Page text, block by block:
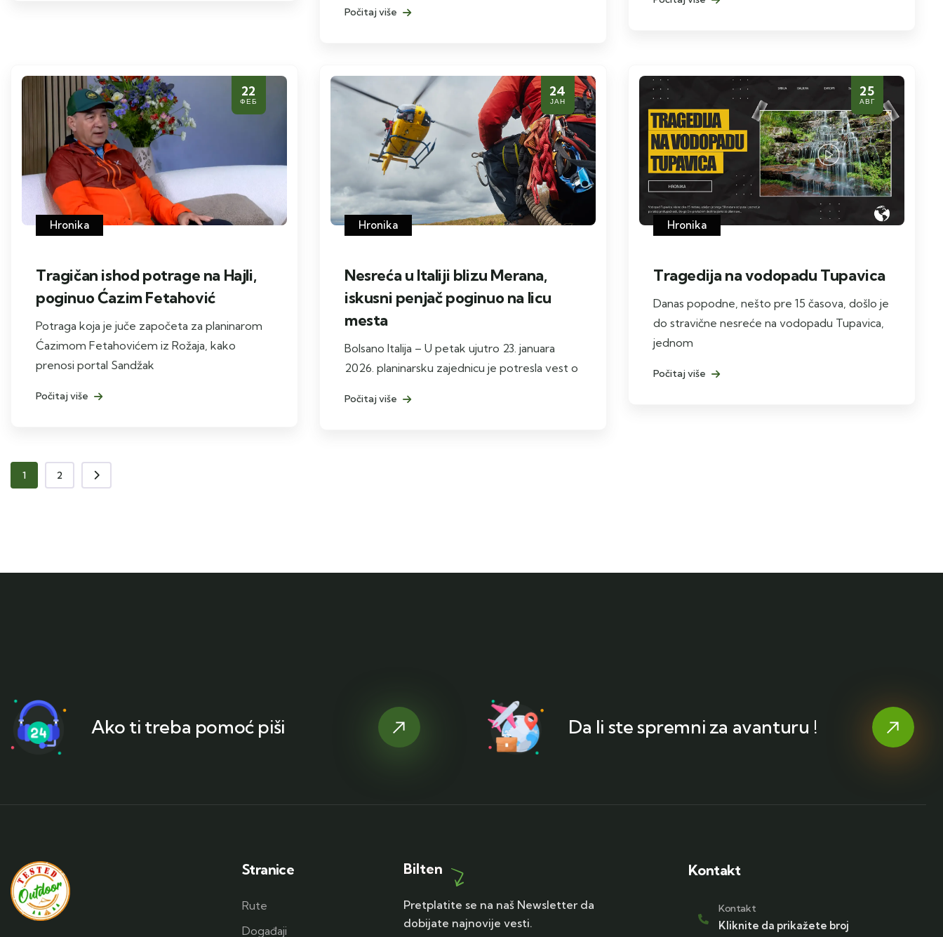
Počitaj više
22
ФЕБ
Hronika
Tragičan ishod potrage na Hajli,
poginuo Ćazim Fetahović
Potraga koja je juče započeta za planinarom
Ćazimom Fetahovićem iz Rožaja, kako
prenosi portal Sandžak
Počitaj više
24
ЈАН
Hronika
Nesreća u Italiji blizu Merana,
iskusni penjač poginuo na licu
mesta
Bolsano Italija – U petak ujutro 23. januara
2026. planinarsku zajednicu je potresla vest o
Počitaj više
25
АВГ
Hronika
Tragedija na vodopadu Tupavica
Danas popodne, nešto pre 15 časova, došlo je
do stravične nesreće na vodopadu Tupavica,
jednom
Počitaj više
1 2
Ako ti treba pomoć piši Da li ste spremni za avanturu !
Stranice
Rute
Događaji
Bilten
Pretplatite se na naš Newsletter da
dobijate najnovije vesti.
Kontakt
Kontakt
Kliknite da prikažete broj